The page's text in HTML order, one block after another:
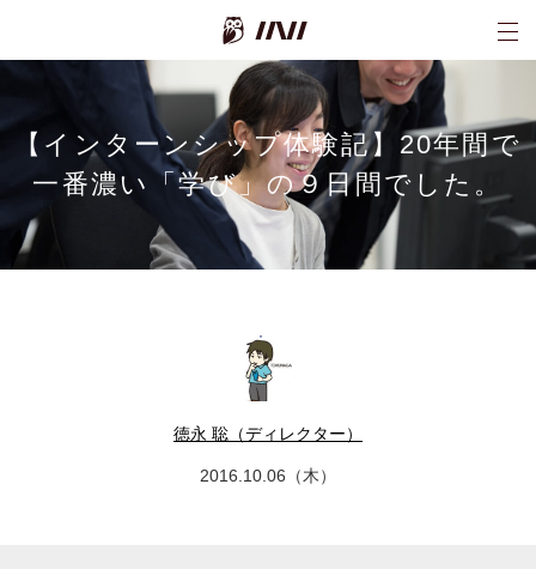
【インターンシップ体験記】20年間で
一番濃い「学び」の９日間でした。
徳永 聡（ディレクター）
2016.10.06（木）